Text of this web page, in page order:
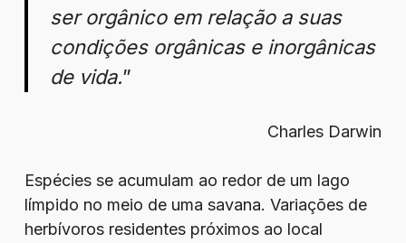
ser orgânico em relação a suas
condições orgânicas e inorgânicas
de vida.”
Charles Darwin
Espécies se acumulam ao redor de um lago
límpido no meio de uma savana. Variações de
herbívoros residentes próximos ao local